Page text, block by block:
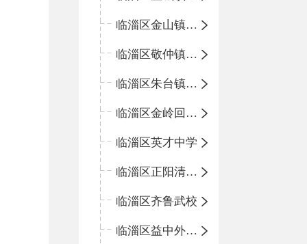
临淄区金山镇中心学校
临淄区敬仲镇中心学校
临淄区朱台镇中心学校
临淄区金岭回族镇中心学校
临淄区英才中学
临淄区正阳清北实验学校
临淄区齐鲁武校
临淄区益中外语学校